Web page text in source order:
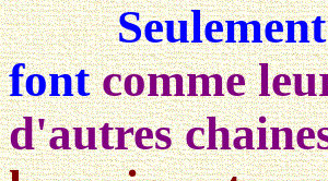
Seulement
fontcomme
d'autres